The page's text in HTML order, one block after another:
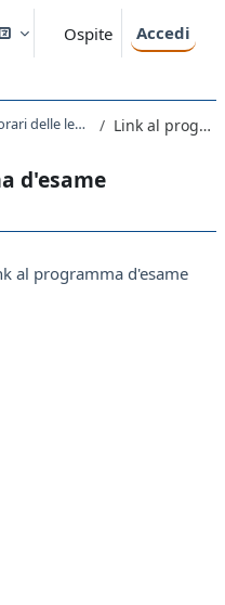
Ospite Accedi
Il docente, gli orari delle lezioni, il programma d'esame Link al programma d'esame
d'esame
al programma d'esame